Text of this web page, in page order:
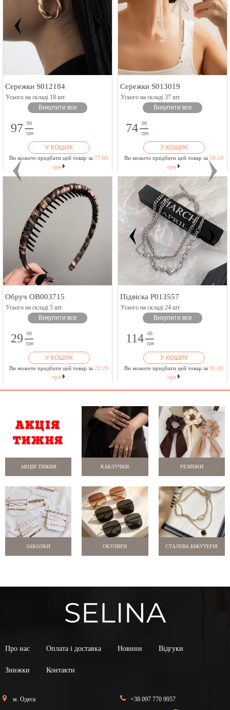
Сережки S012184
Усього на складі 18 шт.
Викупити все
97
00
грн
У КОШИК
Ви можете придбати цей товар за 77.60
грн
Сережки S013019
Усього на складі 37 шт.
Викупити все
74
00
грн
У КОШИК
Ви можете придбати цей товар за 59.20
грн
Обруч OB003715
Усього на складі 5 шт.
Викупити все
29
00
грн
У КОШИК
Ви можете придбати цей товар за 23.20
грн
Підвіска P013557
Усього на складі 24 шт.
Викупити все
114
00
грн
У КОШИК
Ви можете придбати цей товар за 91.20
грн
АКЦІЯ ТИЖНЯ КАБЛУЧКИ РЕЗИНКИ
ЗАКОЛКИ ОКУЛЯРИ СТАЛЕВА БІЖУТЕРІЯ
Про нас Оплата і доставка Новини Відгуки
Знижки Контакти
м. Одеса +38 097 770 9957